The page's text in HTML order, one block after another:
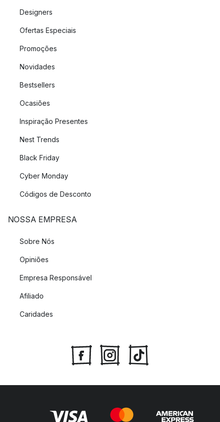
Designers
Ofertas Especiais
Promoções
Novidades
Bestsellers
Ocasiões
Inspiração Presentes
Nest Trends
Black Friday
Cyber Monday
Códigos de Desconto
NOSSA EMPRESA
Sobre Nós
Opiniões
Empresa Responsável
Afiliado
Caridades